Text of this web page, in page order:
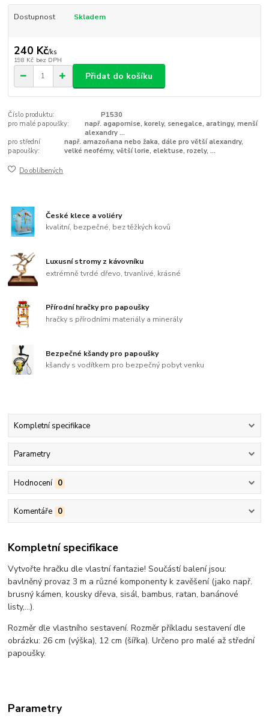
Dostupnost Skladem
240 Kč/ks
198 Kč bez DPH
Přidat do košíku
Číslo produktu:
P1530
pro malé papoušky:
např. agapornise, korely, senegalce, aratingy, menší
alexandry ...
pro střední
papoušky:
např. amazoňana nebo žaka, dále pro větší alexandry,
velké neofémy, větší lorie, elektuse, rozely, ...
Do oblíbených
České klece a voliéry
kvalitní, bezpečné, bez těžkých kovů
Luxusní stromy z kávovníku
extrémně tvrdé dřevo, trvanlivé, krásné
Přírodní hračky pro papoušky
hračky s přírodními materiály a minerály
Bezpečné kšandy pro papoušky
kšandy s vodítkem pro bezpečný pobyt venku
Kompletní specifikace
Parametry
Hodnocení 0
Komentáře 0
Kompletní specifikace
Vytvořte hračku dle vlastní fantazie! Součástí balení jsou:
bavlněný provaz 3 m a různé komponenty k zavěšení (jako např.
brusný kámen, kousky dřeva, sisál, bambus, ratan, banánové
listy,...).
Rozměr dle vlastního sestavení. Rozměr příkladu sestavení dle
obrázku: 26 cm (výška), 12 cm (šířka). Určeno pro malé až střední
papoušky.
Parametry